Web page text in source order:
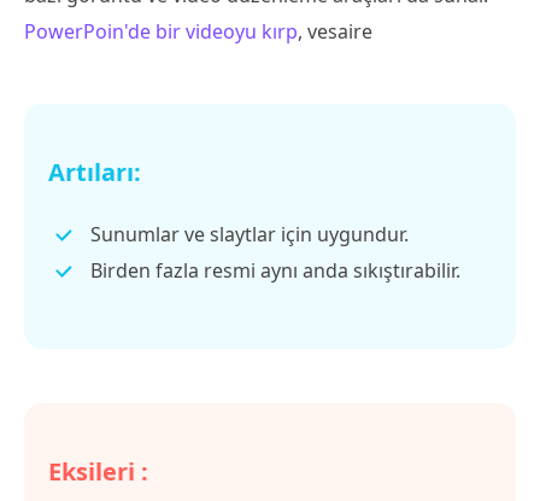
PowerPoin'de bir videoyu kırp, vesaire
Artıları:
Sunumlar ve slaytlar için uygundur.
Birden fazla resmi aynı anda sıkıştırabilir.
Eksileri :